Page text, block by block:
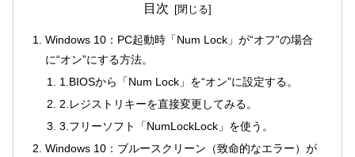
目次
Windows 10：PC起動時「Num Lock」が“オフ”の場合
に“オン”にする方法。
1.BIOSから「Num Lock」を“オン”に設定する。
2.レジストリキーを直接変更してみる。
3.フリーソフト「NumLockLock」を使う。
Windows 10：ブルースクリーン（致命的なエラー）が